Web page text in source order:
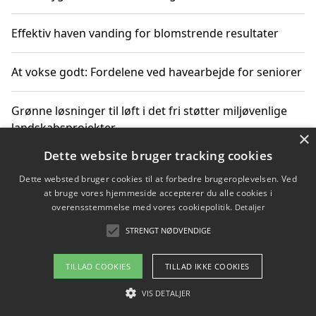
Effektiv haven vanding for blomstrende resultater
At vokse godt: Fordelene ved havearbejde for seniorer
Grønne løsninger til løft i det fri støtter miljøvenlige
landskabsprojekter
Gør haven til et frirum for familien og naturen
Copyright 2026 - Pilanto Aps
Om / kontakt
Blog Betingelser
×
Dette website bruger tracking cookies
Dette websted bruger cookies til at forbedre brugeroplevelsen. Ved
at bruge vores hjemmeside accepterer du alle cookies i
overensstemmelse med vores cookiepolitik. Detaljer
STRENGT NØDVENDIGE
TILLAD COOKIES TILLAD IKKE COOKIES
VIS DETALJER